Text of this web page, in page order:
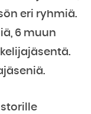
eri ryhmiä.
6 muun